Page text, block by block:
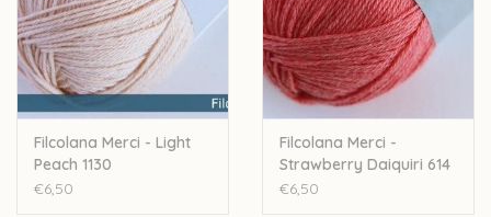
Machinewasbaar
Let op: de kleur op beeld kan afwijken van de werkelijke kleur.
Filcolana Merci - Light
Peach 1130
€6,50
Filcolana Merci -
Strawberry Daiquiri 614
€6,50